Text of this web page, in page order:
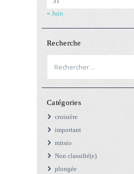
« Juin
Recherche
Catégories
croisière
important
mitsio
Non classifié(e)
plongée